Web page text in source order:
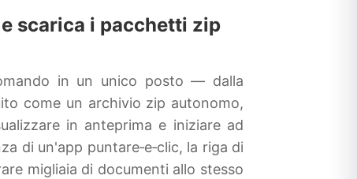
scarica i pacchetti zip
in un unico posto — dalla
come un archivio zip autonomo,
in anteprima e iniziare ad
di un'app puntare‑e‑clic, la riga di
migliaia di documenti allo stesso